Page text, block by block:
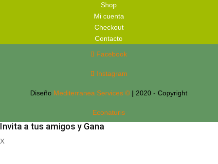
Shop
Mi cuenta
Checkout
Contacto
Facebook
Instagram
Diseño Mediterranea Services © | 2020 - Copyright
Econaturis
Invita a tus amigos y Gana
X